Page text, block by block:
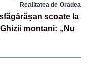
Realitatea de Oradea
scoate la
montani: „Nu